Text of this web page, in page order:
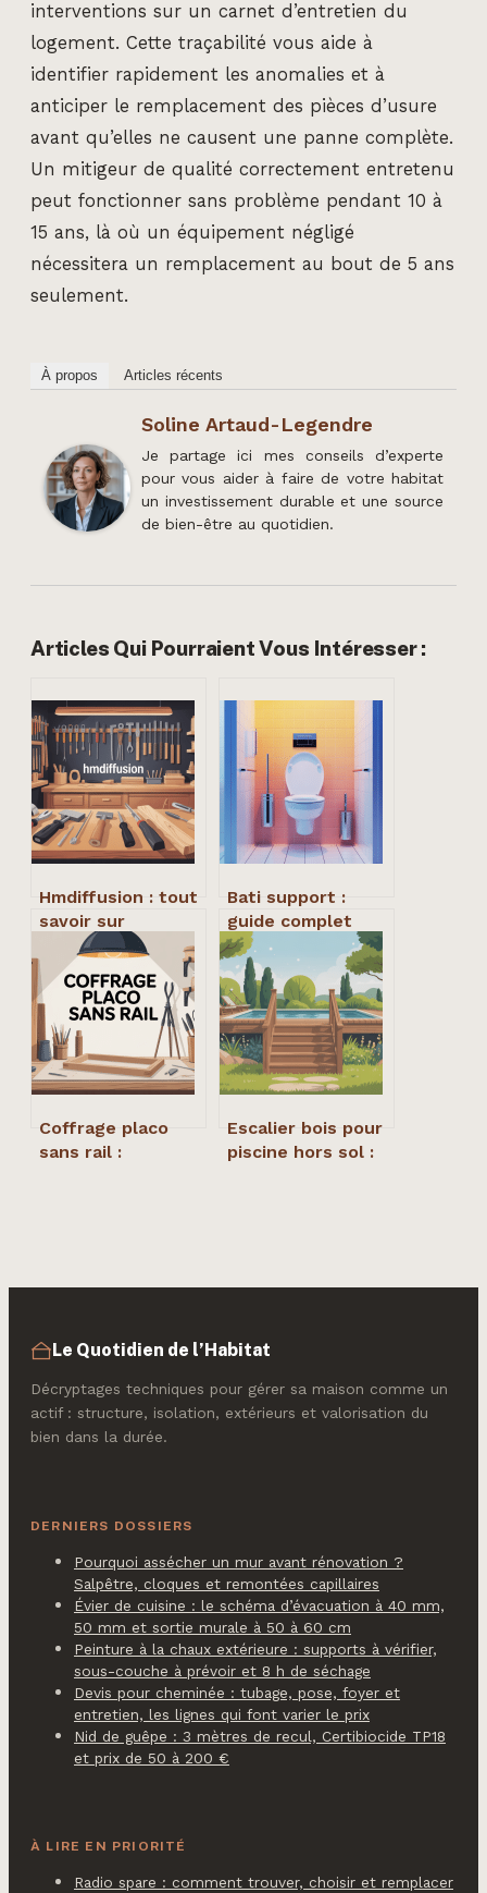
interventions sur un carnet d’entretien du
logement. Cette traçabilité vous aide à
identifier rapidement les anomalies et à
anticiper le remplacement des pièces d’usure
avant qu’elles ne causent une panne complète.
Un mitigeur de qualité correctement entretenu
peut fonctionner sans problème pendant 10 à
15 ans, là où un équipement négligé
nécessitera un remplacement au bout de 5 ans
seulement.
À propos Articles récents
Soline Artaud-Legendre
Je partage ici mes conseils d’experte
pour vous aider à faire de votre habitat
un investissement durable et une source
de bien-être au quotidien.
Articles Qui Pourraient Vous Intéresser :
Hmdiffusion : tout
savoir sur
l’enseigne, le site
et les alternatives
Bati support :
guide complet
pour bien choisir
et installer
Coffrage placo
sans rail :
Escalier bois pour
piscine hors sol :
Le Quotidien de l’Habitat
Décryptages techniques pour gérer sa maison comme un
actif : structure, isolation, extérieurs et valorisation du
bien dans la durée.
DERNIERS DOSSIERS
Pourquoi assécher un mur avant rénovation ?
Salpêtre, cloques et remontées capillaires
Évier de cuisine : le schéma d’évacuation à 40 mm,
50 mm et sortie murale à 50 à 60 cm
Peinture à la chaux extérieure : supports à vérifier,
sous-couche à prévoir et 8 h de séchage
Devis pour cheminée : tubage, pose, foyer et
entretien, les lignes qui font varier le prix
Nid de guêpe : 3 mètres de recul, Certibiocide TP18
et prix de 50 à 200 €
À LIRE EN PRIORITÉ
Radio spare : comment trouver, choisir et remplacer